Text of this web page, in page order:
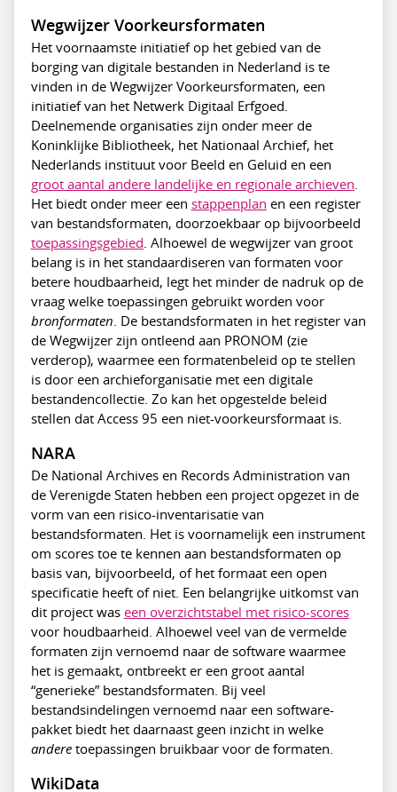
Wegwijzer Voorkeursformaten
Het voornaamste initiatief op het gebied van de
borging van digitale bestanden in Nederland is te
vinden in de Wegwijzer Voorkeursformaten, een
initiatief van het Netwerk Digitaal Erfgoed.
Deelnemende organisaties zijn onder meer de
Koninklijke Bibliotheek, het Nationaal Archief, het
Nederlands instituut voor Beeld en Geluid en een
groot aantal andere landelijke en regionale archieven
Het biedt onder meer een stappenplan en een register
van bestandsformaten, doorzoekbaar op bijvoorbeeld
toepassingsgebied . Alhoewel de wegwijzer van groot
belang is in het standaardiseren van formaten voor
betere houdbaarheid, legt het minder de nadruk op de
vraag welke toepassingen gebruikt worden voor
bronformaten . De bestandsformaten in het register van
de Wegwijzer zijn ontleend aan PRONOM (zie
verderop), waarmee een formatenbeleid op te stellen
is door een archieforganisatie met een digitale
bestandencollectie. Zo kan het opgestelde beleid
stellen dat Access 95 een niet-voorkeursformaat is.
NARA
De National Archives en Records Administration van
de Verenigde Staten hebben een project opgezet in de
vorm van een risico-inventarisatie van
bestandsformaten. Het is voornamelijk een instrument
om scores toe te kennen aan bestandsformaten op
basis van, bijvoorbeeld, of het formaat een open
specificatie heeft of niet. Een belangrijke uitkomst van
dit project was een overzichtstabel met risico-scores
voor houdbaarheid. Alhoewel veel van de vermelde
formaten zijn vernoemd naar de software waarmee
het is gemaakt, ontbreekt er een groot aantal
“generieke” bestandsformaten. Bij veel
bestandsindelingen vernoemd naar een software-
pakket biedt het daarnaast geen inzicht in welke
anderetoepassingen bruikbaar voor de formaten.
WikiData